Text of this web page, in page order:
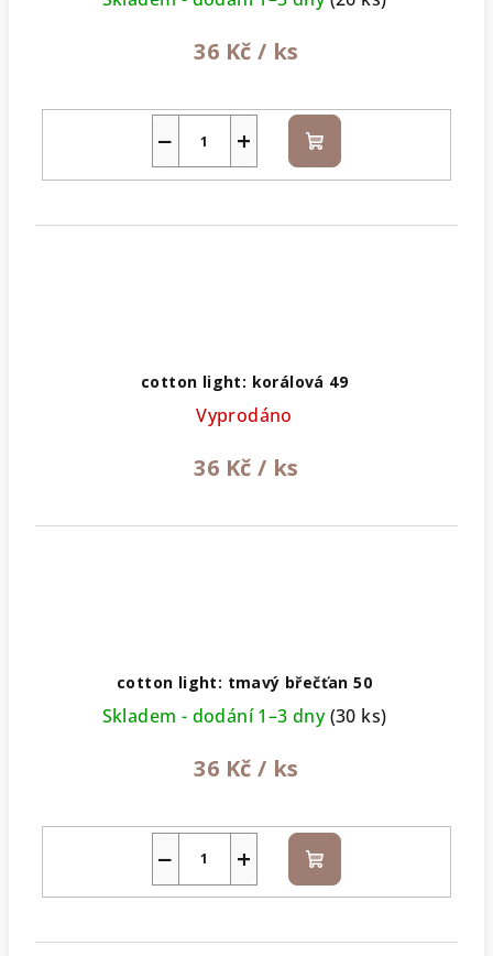
36 Kč / ks
+
− Do
košíku
cotton light: korálová 49
Vyprodáno
36 Kč / ks
cotton light: tmavý břečťan 50
Skladem - dodání 1–3 dny(30 ks)
36 Kč / ks
+
− Do
košíku